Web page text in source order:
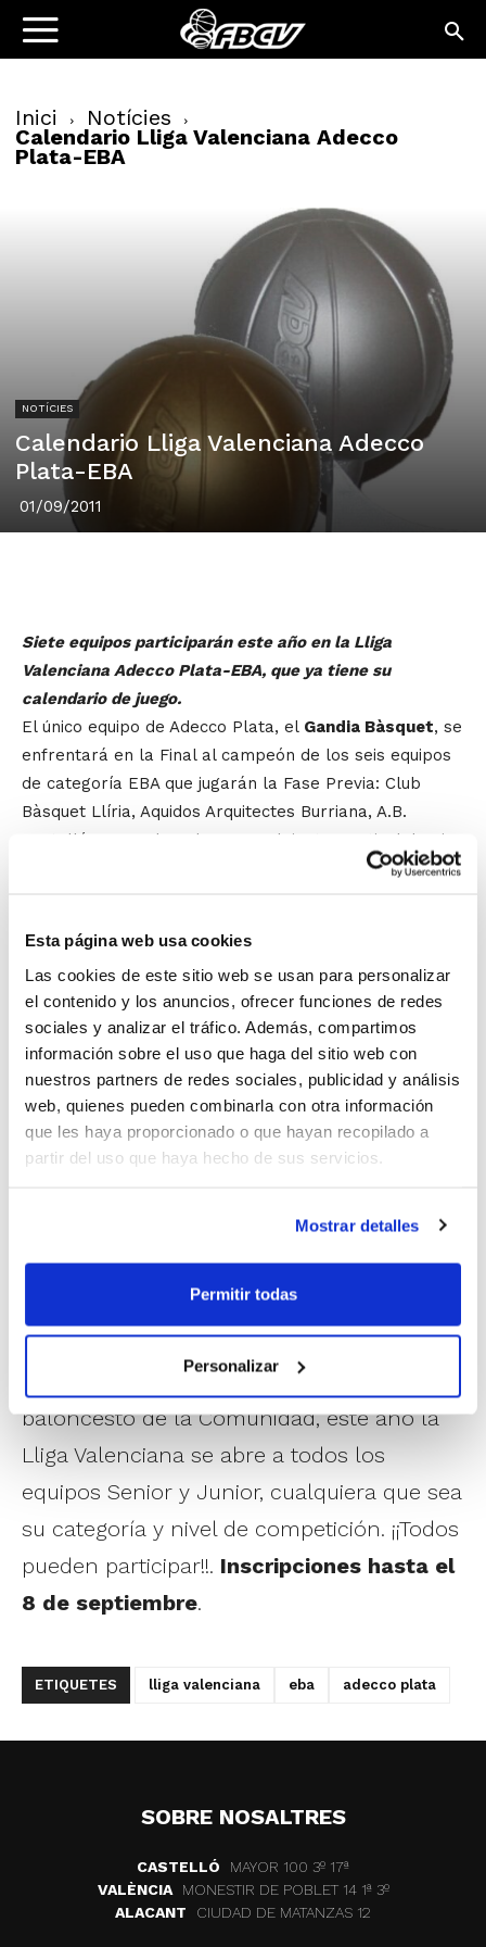
Esta página web usa cookies
Las cookies de este sitio web se usan para personalizar
el contenido y los anuncios, ofrecer funciones de redes
sociales y analizar el tráfico. Además, compartimos
información sobre el uso que haga del sitio web con
nuestros partners de redes sociales, publicidad y análisis
web, quienes pueden combinarla con otra información
que les haya proporcionado o que hayan recopilado a
partir del uso que haya hecho de sus servicios.
Mostrar detalles
Permitir todas
Personalizar
Inici Notícies
Calendario Lliga Valenciana Adecco
Plata-EBA
NOTÍCIES
Calendario Lliga Valenciana Adecco
Plata-EBA
01/09/2011
Siete equipos participarán este año en la Lliga
Valenciana Adecco Plata-EBA, que ya tiene su
calendario de juego.
El único equipo de Adecco Plata, el Gandia Bàsquet, se
enfrentará en la Final al campeón de los seis equipos
de categoría EBA que jugarán la Fase Previa: Club
Bàsquet Llíria, Aquidos Arquitectes Burriana, A.B.
Castelló, Aguas de Calpe, C.B. Alginet y Festival de Cine
enfrentándose en una liga todos contra todos dentro
de cada grupo. El campeón de cada uno de los grupos
pasará a disputar la Semifinal Única, y el vencedor
luchará por el título ante el Gandia Bàsquet.
Con su decisión de estar presente en la Lliga
Valenciana 2011, el Gandia Bàsquet se suma al Ciudad
Ros Casares en ese deseo de compartir la
también jugará la Final de la Lliga
Valenciana Femenina ante el campeón de la Fase
Previa que disputarán los conjuntos del Campeonato
de España 1ª División Femenina.
Y para terminar de unir más aún si cabe el
baloncesto de la Comunidad, este año la
Lliga Valenciana se abre a todos los
equipos Senior y Junior, cualquiera que sea
su categoría y nivel de competición. ¡¡Todos
pueden participar!!. Inscripciones hasta el
8 de septiembre.
ETIQUETES lliga valenciana eba adecco plata
SOBRE NOSALTRES
CASTELLÓ
MAYOR 100 3º 17ª
VALÈNCIA
MONESTIR DE POBLET 14 1ª 3º
ALACANT
CIUDAD DE MATANZAS 12